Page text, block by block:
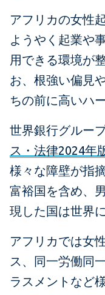
アフリカの女性
ようやく起業や
用できる環境が
お、根強い偏見
ちの前に高いハ
世界銀行グルー
ス・法律2024年
様々な障壁が指
富裕国を含め、
現した国は世界
アフリカでは女
ス、同一労働同
ラスメントなど